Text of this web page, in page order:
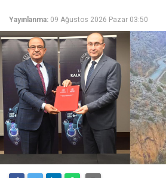
Yayınlanma: 09 Ağustos 2026 Pazar 03:50